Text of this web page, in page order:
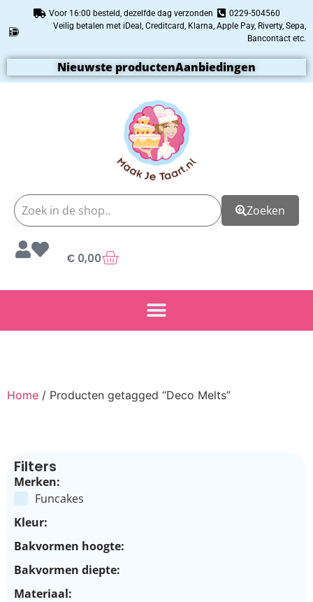
Voor 16:00 besteld, dezelfde dag verzonden
0229-504560
Veilig betalen met iDeal, Creditcard, Klarna, Apple Pay, Riverty, Sepa,
Bancontact etc.
Nieuwste productenAanbiedingen
Zoeken
€ 0,00
Home / Producten getagged “Deco Melts”
Filters
Merken:
Funcakes
Kleur:
Bakvormen hoogte:
Bakvormen diepte:
Materiaal: